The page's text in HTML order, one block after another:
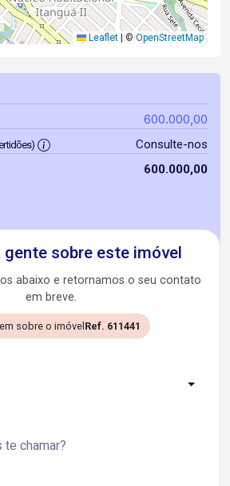
Leaflet ©OpenStreetMap
600.000,00
Consulte-nos
600.000,00
gente sobre este imóvel
abaixo e retornamos o seu contato
em breve.
sobre o imóvel Ref. 611441